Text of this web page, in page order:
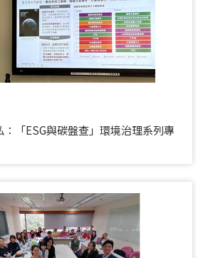
「ESG與碳盤查」環境治理系列專